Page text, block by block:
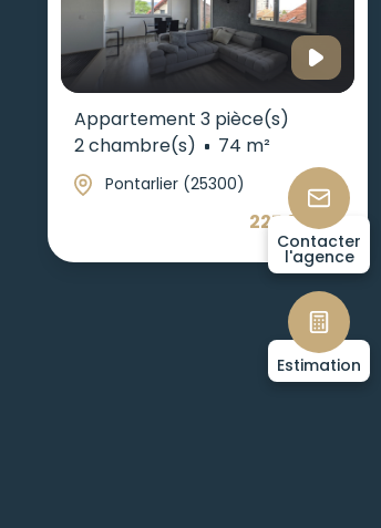
Appartement 3 pièce(s)
2 chambre(s)
74 m²
Pontarlier (25300)
225 000 €
Contacter
l'agence
Estimation